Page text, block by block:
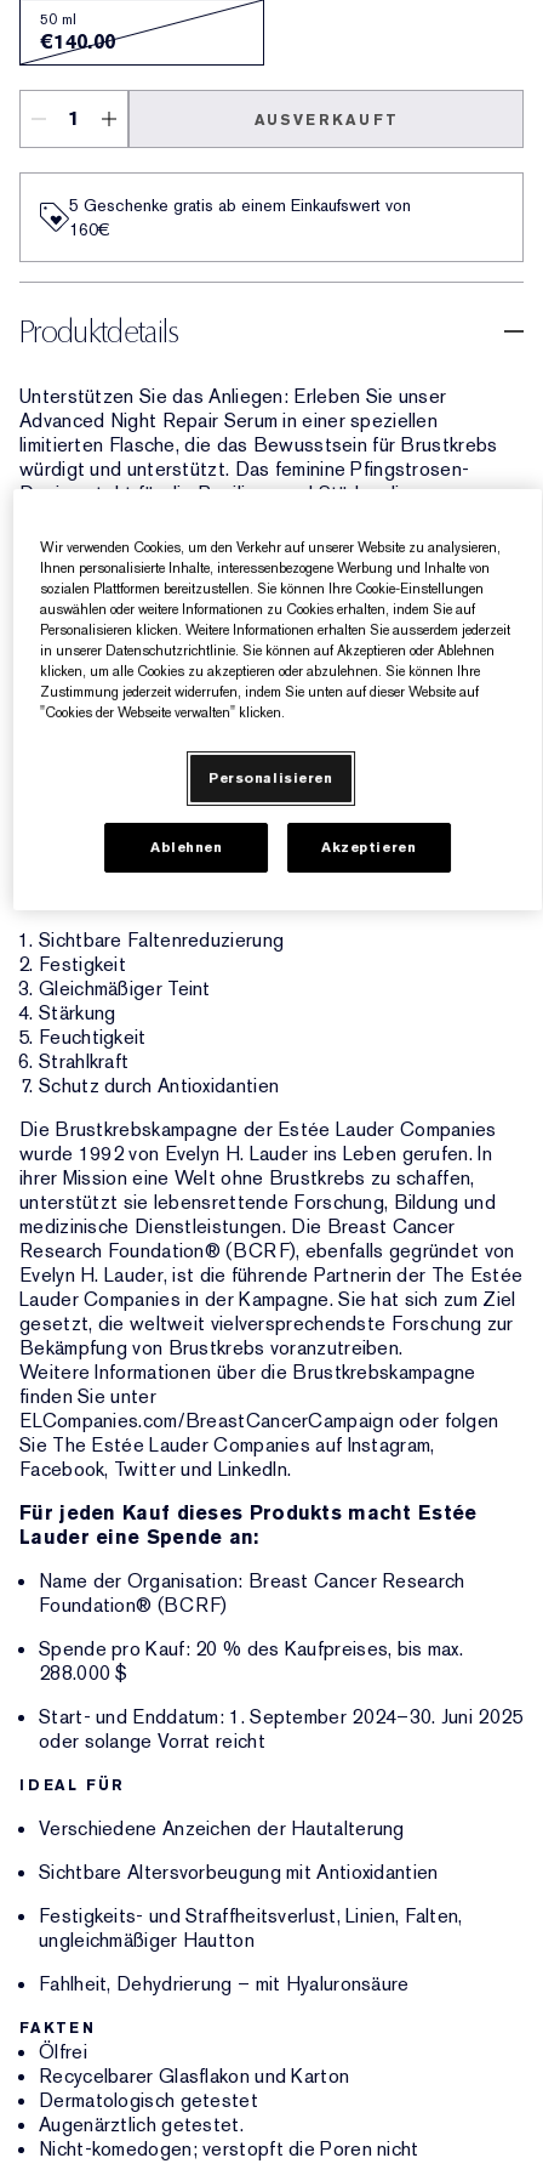
50 ml
€140.00
AUSVERKAUFT
5 Geschenke gratis ab einem Einkaufswert von
160€​
Produktdetails
Unterstützen Sie das Anliegen: Erleben Sie unser
Advanced Night Repair Serum in einer speziellen
limitierten Flasche, die das Bewusstsein für Brustkrebs
würdigt und unterstützt. Das feminine Pfingstrosen-
Design steht für die Resilienz und Stärke, die
Kampf gegen Brustkrebs auszeichnet. Die Pfingstrose,
die meistens ein Teil eines Blumenstrauß ist, steht dafür,
dass wir gemeinsam stärker sind.
Nutzen Sie die regenerierende Kraft unserer innovativen
Nachtpflege, die auf wissenschaftlichen Erkenntnissen
basiert. Dieses tief und schnell einziehende
Gesichtsserum mit unserem exklusiven, patentierten 1-in-
Reparaturvorgänge, die verschiedene Anzeichen der
Hautalterung sichtbar reduzieren. Die Haut sieht glatter
und faltenloser, jünger, strahlender und ebenmäßiger aus.
Enthüllen Sie noch heute schöne, gesunde Haut.
SIEBEN KRAFTVOLLE
Sichtbare Faltenreduzierung
Festigkeit
Gleichmäßiger Teint
Stärkung
Feuchtigkeit
Strahlkraft
Schutz durch Antioxidantien
Die Brustkrebskampagne der Estée Lauder Companies
wurde 1992 von Evelyn H. Lauder ins Leben gerufen. In
ihrer Mission eine Welt ohne Brustkrebs zu schaffen,
unterstützt sie lebensrettende Forschung, Bildung und
medizinische Dienstleistungen. Die Breast Cancer
Research Foundation® (BCRF), ebenfalls gegründet von
Evelyn H. Lauder, ist die führende Partnerin der The Estée
Lauder Companies in der Kampagne. Sie hat sich zum Ziel
gesetzt, die weltweit vielversprechendste Forschung zur
Bekämpfung von Brustkrebs voranzutreiben.
Weitere Informationen über die Brustkrebskampagne
finden Sie unter
ELCompanies.com/BreastCancerCampaign oder folgen
Sie The Estée Lauder Companies auf Instagram,
Facebook, Twitter und LinkedIn.
Für jeden Kauf dieses Produkts macht Estée
Lauder eine Spende an:
Name der Organisation: Breast Cancer Research
Foundation® (BCRF)
Spende pro Kauf: 20 % des Kaufpreises, bis max.
288.000 $
Start- und Enddatum: 1. September 2024–30. Juni 2025
oder solange Vorrat reicht
IDEAL FÜR
Verschiedene Anzeichen der Hautalterung
Sichtbare Altersvorbeugung mit Antioxidantien
Festigkeits- und Straffheitsverlust, Linien, Falten,
ungleichmäßiger Hautton
Fahlheit, Dehydrierung – mit Hyaluronsäure
FAKTEN
Ölfrei
Recycelbarer Glasflakon und Karton
Dermatologisch getestet
Augenärztlich getestet.
Nicht-komedogen; verstopft die Poren nicht
Wir verwenden Cookies, um den Verkehr auf unserer Website zu analysieren,
Ihnen personalisierte Inhalte, interessenbezogene Werbung und Inhalte von
sozialen Plattformen bereitzustellen. Sie können Ihre Cookie-Einstellungen
auswählen oder weitere Informationen zu Cookies erhalten, indem Sie auf
Personalisieren klicken. Weitere Informationen erhalten Sie ausserdem jederzeit
in unserer Datenschutzrichtlinie. Sie können auf Akzeptieren oder Ablehnen
klicken, um alle Cookies zu akzeptieren oder abzulehnen. Sie können Ihre
Zustimmung jederzeit widerrufen, indem Sie unten auf dieser Website auf
"Cookies der Webseite verwalten" klicken.
Personalisieren
Ablehnen Akzeptieren